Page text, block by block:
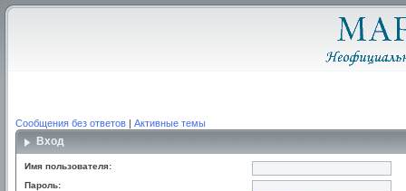
Сообщения без ответов | Активные темы
Вход
Имя пользователя:
Пароль: